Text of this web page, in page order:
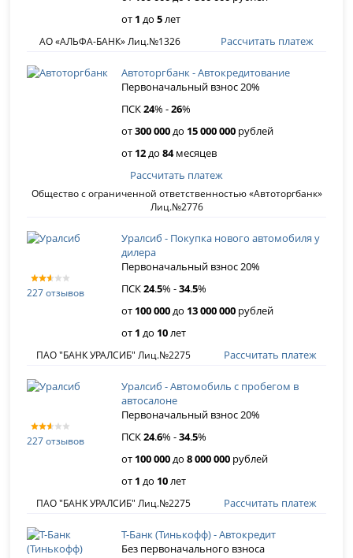
от 1 до5лет
АО «АЛЬФА-БАНК» Лиц.№1326 Рассчитать платеж
Автоторгбанк - Автокредитование
Первоначальный взнос 20%
ПСК24% -26%
от300 000до 15 000 000 рублей
от 12до84месяцев
Общество с ограниченной ответственностью «Автоторгбанк»
Лиц.№2776
Рассчитать платеж
227 отзывов
Уралсиб - Покупка нового автомобиля у
дилера
Первоначальный взнос 20%
ПСК24.5% -34.5%
от 100 000до 13 000 000 рублей
от 1 до 10лет
ПАО "БАНК УРАЛСИБ" Лиц.№2275 Рассчитать платеж
227 отзывов
Уралсиб - Автомобиль с пробегом в
автосалоне
Первоначальный взнос 20%
ПСК24.6% -34.5%
от 100 000до8 000 000 рублей
от 1 до 10лет
ПАО "БАНК УРАЛСИБ" Лиц.№2275 Рассчитать платеж
Т-Банк (Тинькофф) - Автокредит
Без первоначального взноса